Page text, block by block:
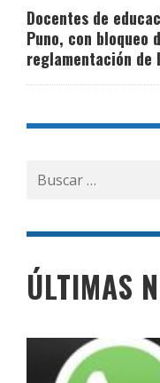
Docentes de
Puno, con bloqueo
reglamentación
Buscar
por:
ÚLTIMAS